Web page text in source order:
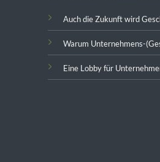
Auch die Zukunft wird
Warum Unternehmens-
Eine Lobby für